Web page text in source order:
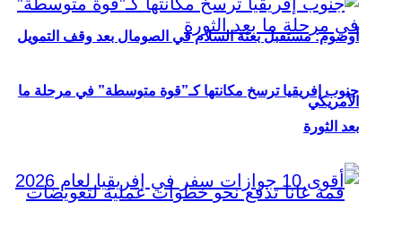
أوصوم: مستقبل بعثة السلام في الصومال بعد وقف التمويل
الأمريكي
جنوب إفريقيا ترسخ مكانتها كـ”قوة متوسطة” في مرحلة ما
بعد الثورة